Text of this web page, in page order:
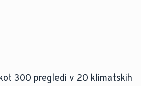
300 pregledi v 20 klimatskih